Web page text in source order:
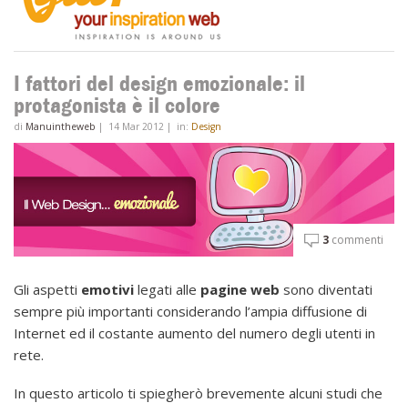
I fattori del design emozionale: il
protagonista è il colore
di Manuintheweb | 14 Mar 2012 | in: Design
3 commenti
Gli aspetti emotivi legati alle pagine web sono diventati
sempre più importanti considerando l’ampia diffusione di
Internet ed il costante aumento del numero degli utenti in
rete.
In questo articolo ti spiegherò brevemente alcuni studi che